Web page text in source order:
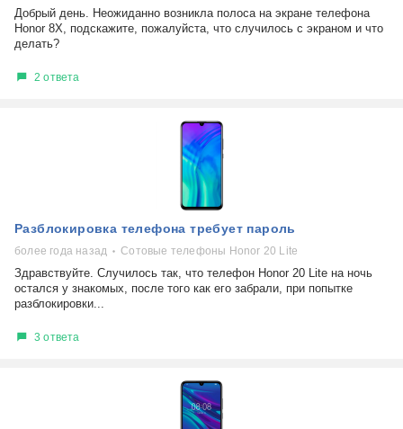
Добрый день. Неожиданно возникла полоса на экране телефона
Honor 8X, подскажите, пожалуйста, что случилось с экраном и что
делать?
2 ответа
Разблокировка телефона требует пароль
более года назад Сотовые телефоны Honor 20 Lite
Здравствуйте. Случилось так, что телефон Honor 20 Lite на ночь
остался у знакомых, после того как его забрали, при попытке
разблокировки...
3 ответа